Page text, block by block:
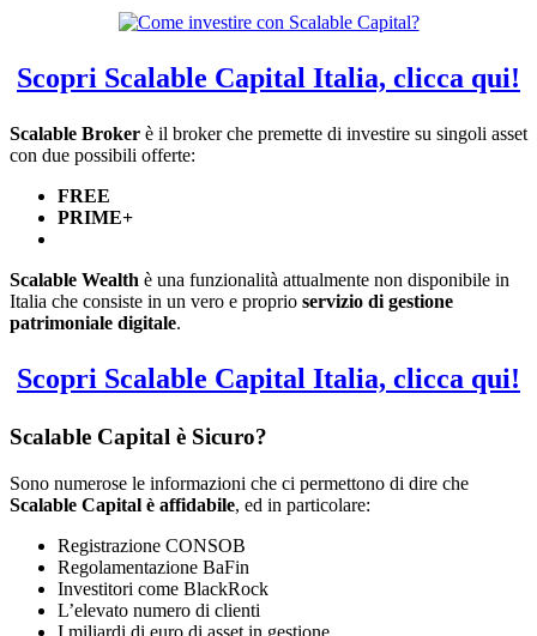
Scopri Scalable Capital Italia, clicca qui!
Scalable Broker è il broker che premette di investire su singoli asset
con due possibili offerte:
FREE
PRIME+
Scalable Wealth è una funzionalità attualmente non disponibile in
Italia che consiste in un vero e proprio servizio di gestione
patrimoniale digitale.
Scopri Scalable Capital Italia, clicca qui!
Scalable Capital è Sicuro?
Sono numerose le informazioni che ci permettono di dire che
Scalable Capital è affidabile, ed in particolare:
Registrazione CONSOB
Regolamentazione BaFin
Investitori come BlackRock
L’elevato numero di clienti
I miliardi di euro di asset in gestione